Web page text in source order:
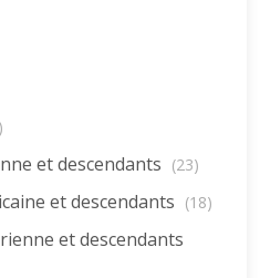
et descendants (23)
et descendants (18)
et descendants